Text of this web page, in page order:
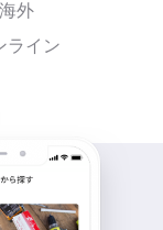
海外
ライン